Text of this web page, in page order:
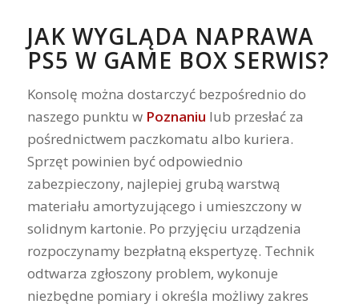
JAK WYGLĄDA NAPRAWA
PS5 W GAME BOX SERWIS?
Konsolę można dostarczyć bezpośrednio do
naszego punktu w Poznaniu lub przesłać za
pośrednictwem paczkomatu albo kuriera.
Sprzęt powinien być odpowiednio
zabezpieczony, najlepiej grubą warstwą
materiału amortyzującego i umieszczony w
solidnym kartonie. Po przyjęciu urządzenia
rozpoczynamy bezpłatną ekspertyzę. Technik
odtwarza zgłoszony problem, wykonuje
niezbędne pomiary i określa możliwy zakres